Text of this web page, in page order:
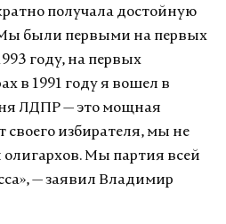
получала достойную
Мы были первыми на первых
году, на первых
в 1991 году я вошел в
ЛДПР — это мощная
своего избирателя, мы не
Мы партия всей
— заявил Владимир